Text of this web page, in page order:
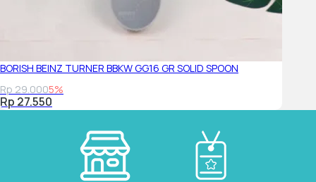
BORISH BEINZ TURNER BBKW GG16 GR SOLID SPOON
Rp 29.0005%
Rp 27.550